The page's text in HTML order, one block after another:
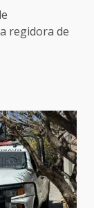
regidora de